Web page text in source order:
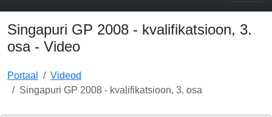
Singapuri GP 2008 - kvalifikatsioon, 3.
osa - Video
Portaal
Videod
Singapuri GP 2008 - kvalifikatsioon, 3. osa